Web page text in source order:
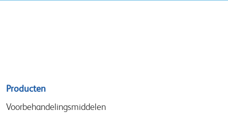
Sitemap
menu
Producten
Voorbehandelingsmiddelen